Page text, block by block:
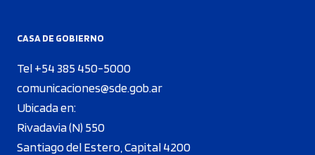
CASA DE GOBIERNO
Tel +54 385 450-5000
comunicaciones@sde.gob.ar
Ubicada en:
Rivadavia (N) 550
Santiago del Estero, Capital 4200